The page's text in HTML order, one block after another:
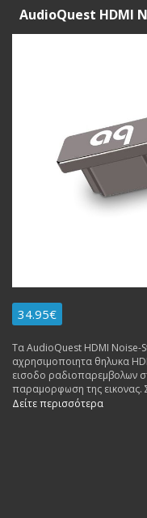
AudioQuest HDMI
34.95€
Τα AudioQuest HDMI Noise-
αχρησιμοποιητα θηλυκα
εισοδο ραδιοπαρεμβολων
παραμορφωση της εικονας.
Δείτε περισσότερα